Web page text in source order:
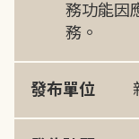
務功能因
務。
發布單位